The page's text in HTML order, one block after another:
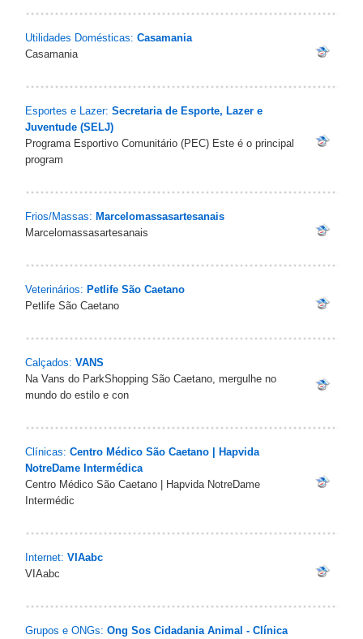
Utilidades Domésticas: Casamania
Casamania
Esportes e Lazer: Secretaria de Esporte, Lazer e
Juventude (SELJ)
Programa Esportivo Comunitário (PEC) Este é o principal
program
Frios/Massas: Marcelomassasartesanais
Marcelomassasartesanais
Veterinários: Petlife São Caetano
Petlife São Caetano
Calçados: VANS
Na Vans do ParkShopping São Caetano, mergulhe no
mundo do estilo e con
Clínicas: Centro Médico São Caetano | Hapvida
NotreDame Intermédica
Centro Médico São Caetano | Hapvida NotreDame
Intermédic
Internet: VIAabc
VIAabc
Grupos e ONGs: Ong Sos Cidadania Animal - Clínica